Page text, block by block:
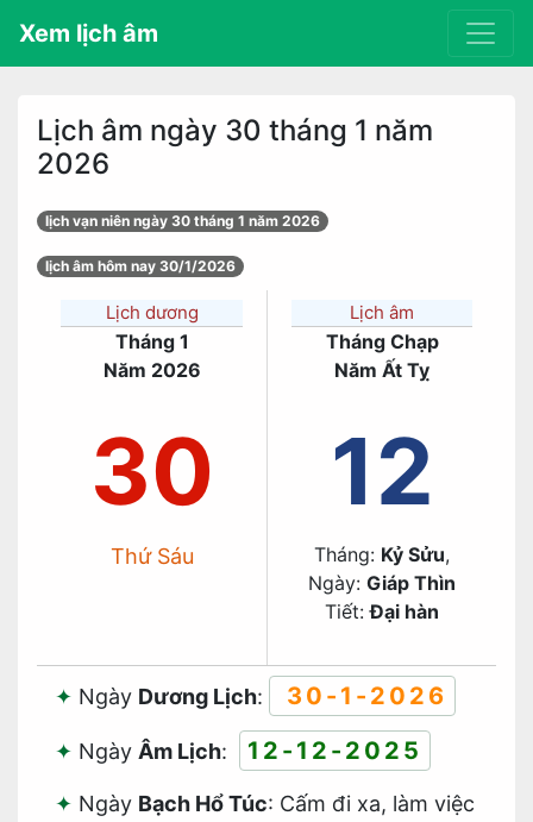
Xem lịch âm
Lịch âm ngày 30 tháng 1 năm
2026
lịch vạn niên ngày 30 tháng 1 năm 2026
lịch âm hôm nay 30/1/2026
Lịch dương
Tháng 1
Năm 2026
30
Thứ Sáu
Lịch âm
Tháng Chạp
Năm Ất Tỵ
12
Tháng: Kỷ Sửu,
Ngày: Giáp Thìn
Tiết:Đại hàn
Ngày Dương Lịch: 30-1-2026
Ngày Âm Lịch: 12-12-2025
Ngày Bạch Hổ Túc: Cấm đi xa, làm việc